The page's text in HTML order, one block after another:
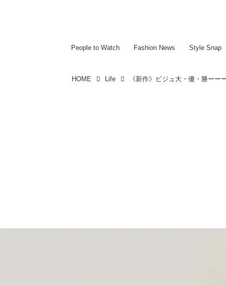
People to Watch Fashion News Style Snap
HOME Life